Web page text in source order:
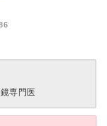
専門医